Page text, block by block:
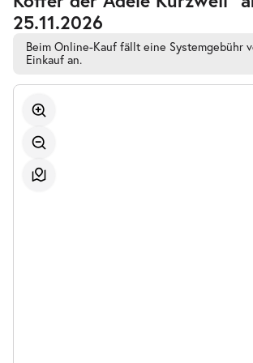
25.11.2026
Beim Online-Kauf fällt eine Systemgebühr
Einkauf an.
Bestplatzwahl